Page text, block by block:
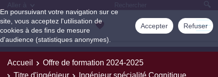
En poursuivant votre navigation sur ce
site, vous acceptez l'utilisation de
cookies à des fins de mesure
d'audience (statistiques anonymes).
Accepter Refuser
Aller à
Accueil
Offre de formation 2024-2025
Titre d'ingénieur
Ingénieur spécialité Cognitique